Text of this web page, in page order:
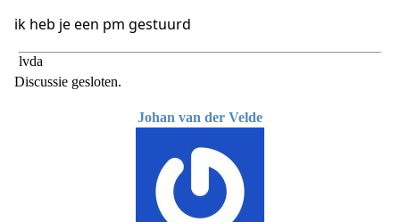
ik heb je een pm gestuurd
lvda
Discussie gesloten.
Johan van der Velde